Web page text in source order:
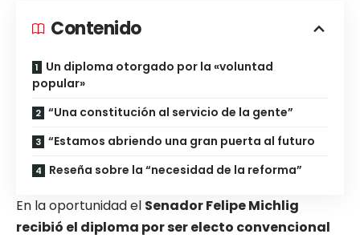
Contenido
Un diploma otorgado por la «voluntad
popular»
“Una constitución al servicio de la gente”
“Estamos abriendo una gran puerta al futuro
Reseña sobre la “necesidad de la reforma”
En la oportunidad el Senador Felipe Michlig
recibió el diploma por ser electo convencional